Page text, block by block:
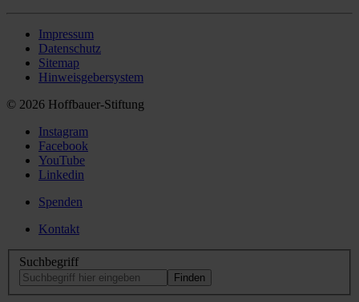
Impressum
Datenschutz
Sitemap
Hinweisgebersystem
© 2026 Hoffbauer-Stiftung
Instagram
Facebook
YouTube
Linkedin
Spenden
Kontakt
Suchbegriff